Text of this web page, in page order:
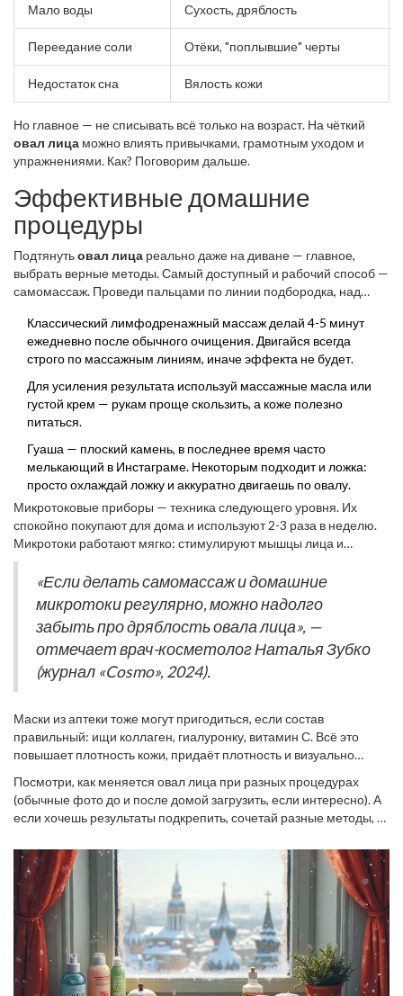
Мало воды Сухость, дряблость
Переедание соли Отёки, "поплывшие" черты
Недостаток сна Вялость кожи
Но главное — не списывать всё только на возраст. На чёткий
овал лица можно влиять привычками, грамотным уходом и
упражнениями. Как? Поговорим дальше.
Эффективные домашние
процедуры
Подтянутьовал лица реально даже на диване — главное,
выбрать верные методы. Самый доступный и рабочий способ —
самомассаж. Проведи пальцами по линии подбородка, над
кровообращение, запускает лимфоток и помогает убрать
лёгкие отёки утром.
Классический лимфодренажный массаж делай 4-5 минут
ежедневно после обычного очищения. Двигайся всегда
строго по массажным линиям, иначе эффекта не будет.
Для усиления результата используй массажные масла или
густой крем — рукам проще скользить, а коже полезно
питаться.
Гуаша — плоский камень, в последнее время часто
мелькающий в Инстаграме. Некоторым подходит и ложка:
просто охлаждай ложку и аккуратно двигаешь по овалу.
Микротоковые приборы — техника следующего уровня. Их
спокойно покупают для дома и используют 2-3 раза в неделю.
Микротоки работают мягко: стимулируют мышцы лица и
улучшают эластичность кожи. Круто, что уже после месяца есть
видимый эффект. Но тут важно не переборщить — строго
следуй инструкции, иначе можно получить раздражение или
дискомфорт.
«Если делать самомассаж и домашние
микротоки регулярно, можно надолго
забыть про дряблость овала лица», —
отмечает врач-косметолог Наталья Зубко
(журнал «Cosmo», 2024).
Маски из аптеки тоже могут пригодиться, если состав
правильный: ищи коллаген, гиалуронку, витамин С. Всё это
повышает плотность кожи, придаёт плотность и визуально
Посмотри, как меняется овал лица при разных процедурах
(обычные фото до и после домой загрузить, если интересно). А
если хочешь результаты подкрепить, сочетай разные методы, и
всему.